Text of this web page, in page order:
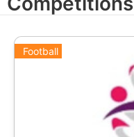
Football